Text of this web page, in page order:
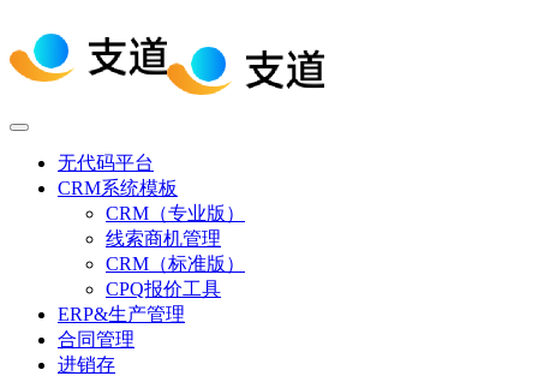
无代码平台
CRM系统模板
CRM（专业版）
线索商机管理
CRM（标准版）
CPQ报价工具
ERP&生产管理
合同管理
进销存